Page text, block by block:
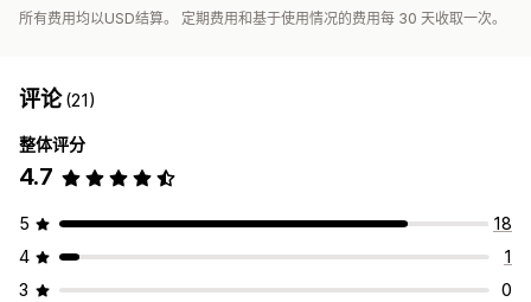
所有费用均以USD结算。 定期费用和基于使用情况的费用每 30 天收取一次。
评论(21)
整体评分
4.7
5
18
4
1
3
0